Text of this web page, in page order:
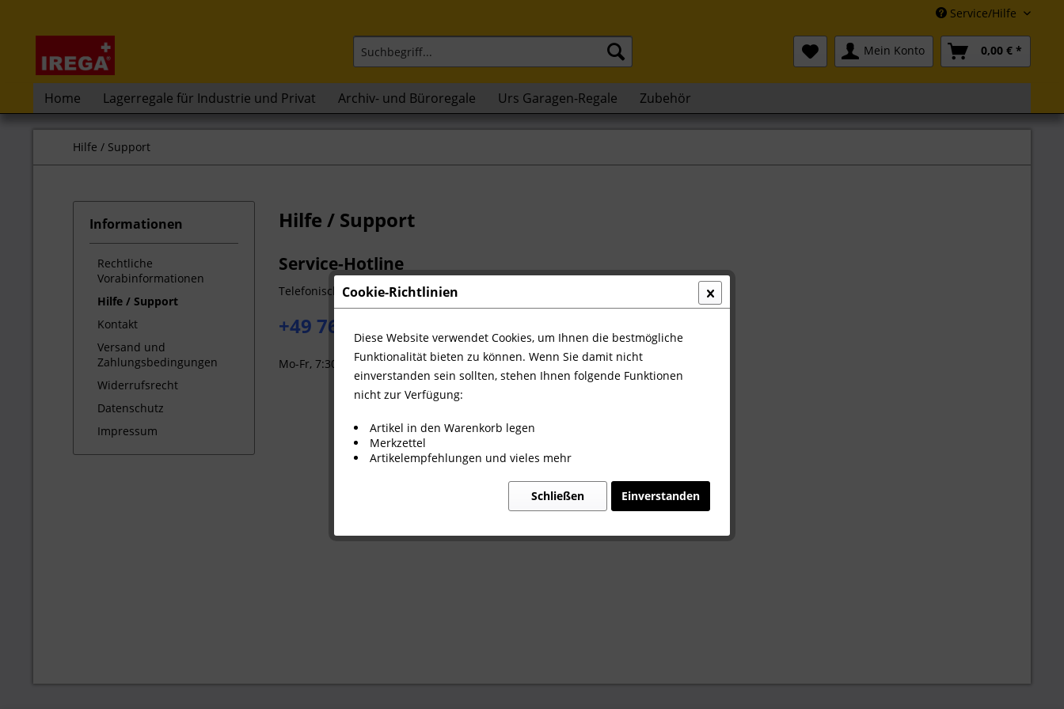
Service/Hilfe
Mein Konto 0,00 € *
Home Lagerregale für Industrie und Privat Archiv- und Büroregale Urs Garagen-Regale Zubehör
Hilfe / Support
Informationen
Rechtliche
Vorabinformationen
Hilfe / Support
Kontakt
Versand und
Zahlungsbedingungen
Widerrufsrecht
Datenschutz
Impressum
Hilfe / Support
Service-Hotline
Telefonische Unterstützung und Beratung unter:
+49 7621 - 168 17 40
Mo-Fr, 7:30 - 17:30 Uhr
Cookie-Richtlinien
Diese Website verwendet Cookies, um Ihnen die bestmögliche
Funktionalität bieten zu können. Wenn Sie damit nicht
einverstanden sein sollten, stehen Ihnen folgende Funktionen
nicht zur Verfügung:
Artikel in den Warenkorb legen
Merkzettel
Artikelempfehlungen und vieles mehr
Einverstanden
Schließen